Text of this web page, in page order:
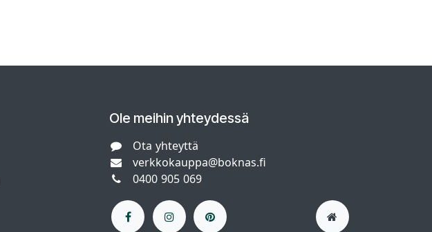
Ole meihin yhteydessä
Ota yhteyttä
verkkokauppa@boknas.fi
0400 905 069